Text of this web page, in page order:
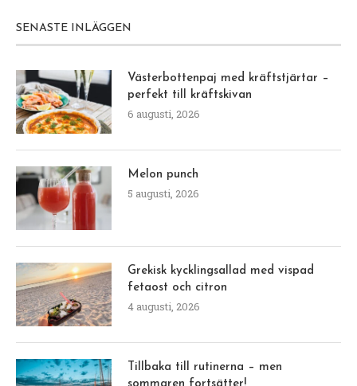
SENASTE INLÄGGEN
Västerbottenpaj med kräftstjärtar –
perfekt till kräftskivan
6 augusti, 2026
Melon punch
5 augusti, 2026
Grekisk kycklingsallad med vispad
fetaost och citron
4 augusti, 2026
Tillbaka till rutinerna – men